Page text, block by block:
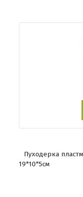
Пуходерка
19*10*5см